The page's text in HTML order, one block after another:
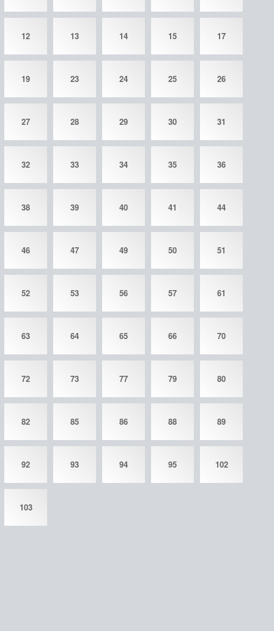
12 13 14 15 17
19 23 24 25 26
27 28 29 30 31
32 33 34 35 36
38 39 40 41 44
46 47 49 50 51
52 53 56 57 61
63 64 65 66 70
72 73 77 79 80
82 85 86 88 89
92 93 94 95 102
103